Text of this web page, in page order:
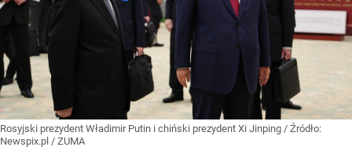
Rosyjski prezydent Władimir Putin i chiński prezydent Xi Jinping / Źródło:
Newspix.pl / ZUMA